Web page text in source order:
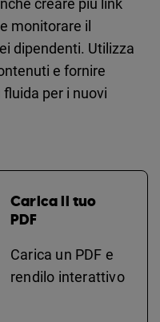
monitorare il
dipendenti. Utilizza
e fornire
per i nuovi
Carica il tuo
PDF
Carica un PDF e
rendilo interattivo